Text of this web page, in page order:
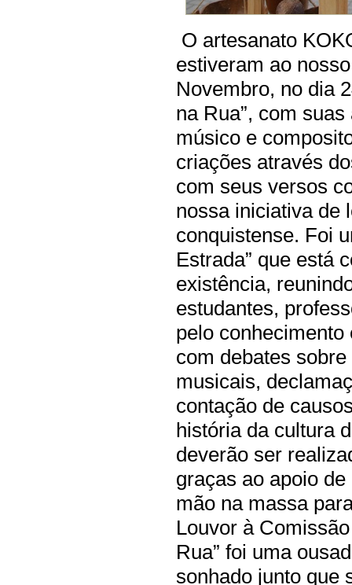
O artesanato
estiveram ao
Novembro, no dia
na Rua”, com
músico e
criações através
com seus versos
nossa iniciativa de
conquistense. Foi
Estrada” que está
existência,
estudantes,
pelo
com debates
musicais,
contação de
história da cultura
deverão ser
graças ao apoio
mão na massa
Louvor à
Rua” foi uma
sonhado junto que